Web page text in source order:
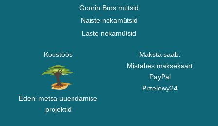
Goorin Bros mütsid
Naiste nokamütsid
Laste nokamütsid
Koostöös
Edeni metsa uuendamise
projektid
Maksta saab:
Mistahes maksekaart
PayPal
Przelewy24